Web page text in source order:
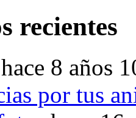
recientes
hace 8 años
por tus